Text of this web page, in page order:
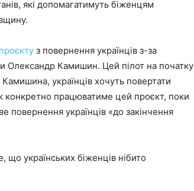
які допомагатимуть біженцям
з повернення українців з-за
Олександр Камишин. Цей пілот на початку
українців хочуть повертати
конкретно працюватиме цей проєкт, поки
повернення українців «до закінчення
що українських біженців нібито